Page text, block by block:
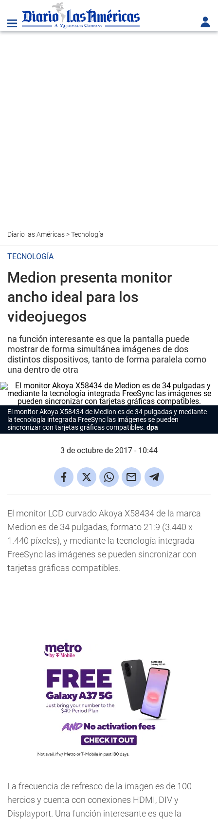
Diario las Américas>Tecnología
TECNOLOGÍA
Medion presenta monitor
ancho ideal para los
videojuegos
na función interesante es que la pantalla puede
mostrar de forma simultánea imágenes de dos
distintos dispositivos, tanto de forma paralela como
una dentro de otra
El monitor Akoya X58434 de Medion es de 34 pulgadas y mediante
la tecnología integrada FreeSync las imágenes se pueden
sincronizar con tarjetas gráficas compatibles. dpa
3 de octubre de 2017 - 10:44
El monitor LCD curvado Akoya X58434 de la marca
Medion es de 34 pulgadas, formato 21:9 (3.440 x
1.440 píxeles), y mediante la tecnología integrada
FreeSync las imágenes se pueden sincronizar con
tarjetas gráficas compatibles.
La frecuencia de refresco de la imagen es de 100
hercios y cuenta con conexiones HDMI, DIV y
Displayport. Una función interesante es que la